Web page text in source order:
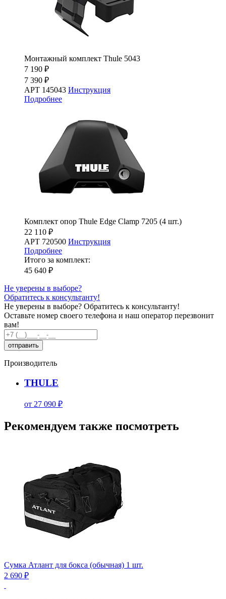
Монтажный комплект Thule 5043
7 190 ₽
7 390 ₽
АРТ 145043 Инструкция
Подробнее
Комплект опор Thule Edge Clamp 7205 (4 шт.)
22 110 ₽
АРТ 720500 Инструкция
Подробнее
Итого за комплект:
45 640 ₽
Не уверены в выборе?
Обратитесь к консультанту!
Не уверены в выборе? Обратитесь к консультанту!
Оставьте номер своего телефона и наш оператор перезвонит
вам!
Производитель
THULE
от 27 090 ₽
Рекомендуем также посмотреть
Сумка Атлант для бокса (обычная) 1 шт.
2 690 ₽